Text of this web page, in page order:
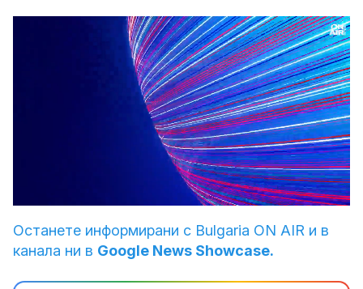
Останете информирани с Bulgaria ON AIR и в
канала ни в Google News Showcase.